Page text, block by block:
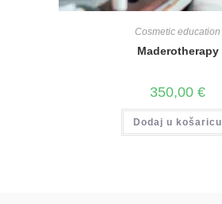
Cosmetic education
Maderotherapy
350,00 €
Dodaj u košaricu